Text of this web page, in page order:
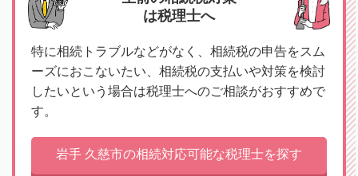
は税理士へ
特に相続トラブルなどがなく、相続税の申告をスム
ーズにおこないたい、相続税の支払いや対策を検討
したいという場合は税理士へのご相談がおすすめで
す。
岩手 久慈市の相続対応可能な税理士を探す